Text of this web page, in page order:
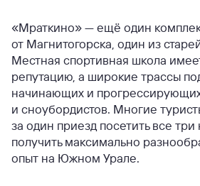
«Мраткино» — ещё один
от Магнитогорска, один из
Местная спортивная школа
репутацию, а широкие трассы
начинающих и
и сноубордистов. Многие
за один приезд посетить все три
получить максимально
опыт на Южном Урале.